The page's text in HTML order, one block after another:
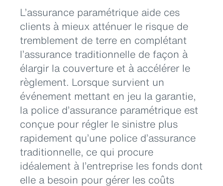
L’assurance paramétrique aide ces
clients à mieux atténuer le risque de
tremblement de terre en complétant
l’assurance traditionnelle de façon à
élargir la couverture et à accélérer le
règlement. Lorsque survient un
événement mettant en jeu la garantie,
la police d’assurance paramétrique est
conçue pour régler le sinistre plus
rapidement qu’une police d’assurance
traditionnelle, ce qui procure
idéalement à l’entreprise les fonds dont
elle a besoin pour gérer les coûts